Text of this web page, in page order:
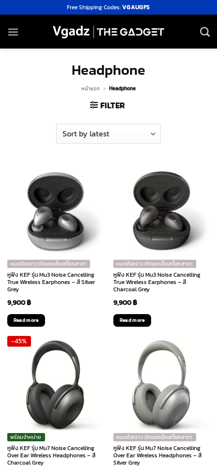
to
content
Free Shipping Codes:VGAUGFS
Headphone
หน้าแรก > Headphone
FILTER
หมดชั่วคราว ทักแชทเช็คสต๊อกสาขา
หูฟัง KEF รุ่น Mu3 Noise Cancelling
True Wireless Earphones – สี Silver
Grey
9,900฿
Read more
หมดชั่วคราว ทักแชทเช็คสต๊อกสาขา
หูฟัง KEF รุ่น Mu3 Noise Cancelling
True Wireless Earphones – สี
Charcoal Grey
9,900฿
Read more
-45%
พร้อมจำหน่าย
หูฟัง KEF รุ่น Mu7 Noise Cancelling
Over Ear Wireless Headphones – สี
Charcoal Grey
หมดชั่วคราว ทักแชทเช็คสต๊อกสาขา
หูฟัง KEF รุ่น Mu7 Noise Cancelling
Over Ear Wireless Headphones – สี
Silver Grey